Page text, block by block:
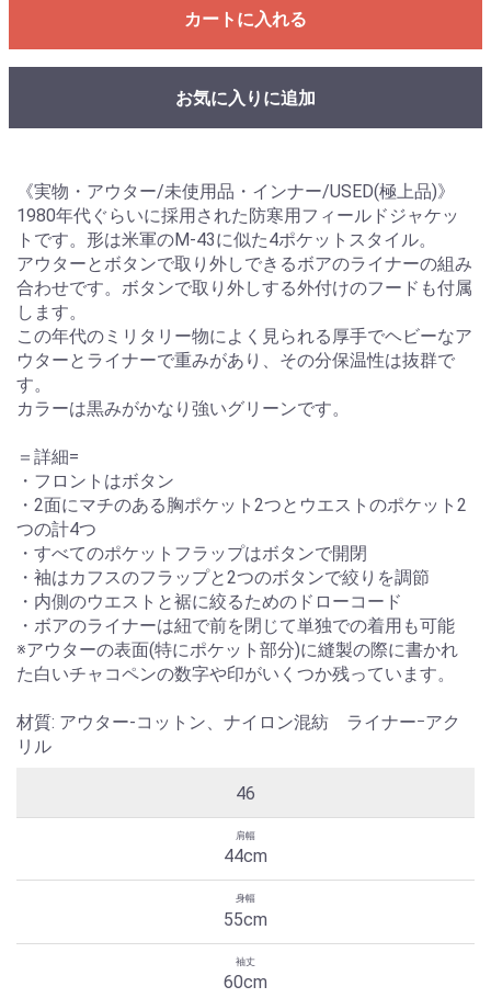
カートに入れる
お気に入りに追加
《実物・アウター/未使用品・インナー/USED(極上品)》
1980年代ぐらいに採用された防寒用フィールドジャケッ
トです。形は米軍のM-43に似た4ポケットスタイル。
アウターとボタンで取り外しできるボアのライナーの組み
合わせです。ボタンで取り外しする外付けのフードも付属
します。
この年代のミリタリー物によく見られる厚手でヘビーなア
ウターとライナーで重みがあり、その分保温性は抜群で
す。
カラーは黒みがかなり強いグリーンです。
＝詳細=
・フロントはボタン
・2面にマチのある胸ポケット2つとウエストのポケット2
つの計4つ
・すべてのポケットフラップはボタンで開閉
・袖はカフスのフラップと2つのボタンで絞りを調節
・内側のウエストと裾に絞るためのドローコード
・ボアのライナーは紐で前を閉じて単独での着用も可能
※アウターの表面(特にポケット部分)に縫製の際に書かれ
た白いチャコペンの数字や印がいくつか残っています。
材質: アウター-コットン、ナイロン混紡 ライナーｰアク
リル
46
44cm
55cm
60cm